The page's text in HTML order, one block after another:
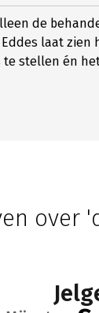
de
laat zien
stellen én
over